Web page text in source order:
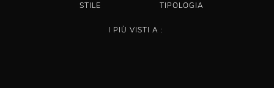
STILE TIPOLOGIA
I PIÙ VISTI A :